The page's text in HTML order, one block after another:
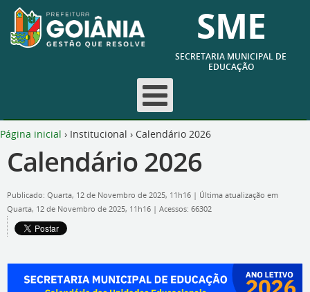
SME
SECRETARIA MUNICIPAL DE
EDUCAÇÃO
Página inicial › Institucional › Calendário 2026
Calendário 2026
Publicado: Quarta, 12 de Novembro de 2025, 11h16 | Última atualização em
Quarta, 12 de Novembro de 2025, 11h16 | Acessos: 66302